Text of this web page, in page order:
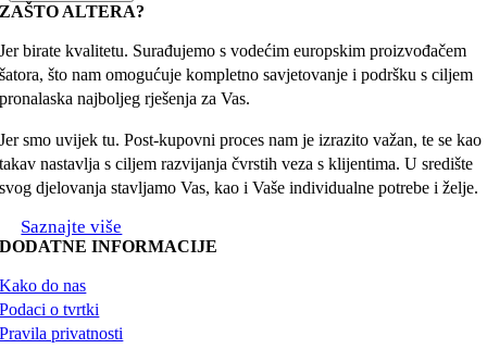
ZAŠTO ALTERA?
Jer birate kvalitetu. Surađujemo s vodećim europskim proizvođačem
šatora, što nam omogućuje kompletno savjetovanje i podršku s ciljem
pronalaska najboljeg rješenja za Vas.
Jer smo uvijek tu. Post-kupovni proces nam je izrazito važan, te se kao
takav nastavlja s ciljem razvijanja čvrstih veza s klijentima. U središte
svog djelovanja stavljamo Vas, kao i Vaše individualne potrebe i želje.
Saznajte više
DODATNE INFORMACIJE
Kako do nas
Podaci o tvrtki
Pravila privatnosti